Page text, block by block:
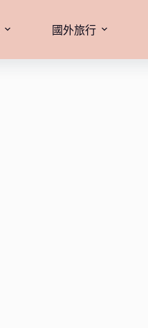
國外旅行